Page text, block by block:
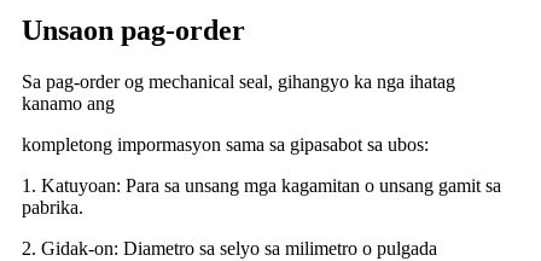
Unsaon pag-order
Sa pag-order og mechanical seal, gihangyo ka nga ihatag
kanamo ang
kompletong impormasyon sama sa gipasabot sa ubos:
1. Katuyoan: Para sa unsang mga kagamitan o unsang gamit sa
pabrika.
2. Gidak-on: Diametro sa selyo sa milimetro o pulgada